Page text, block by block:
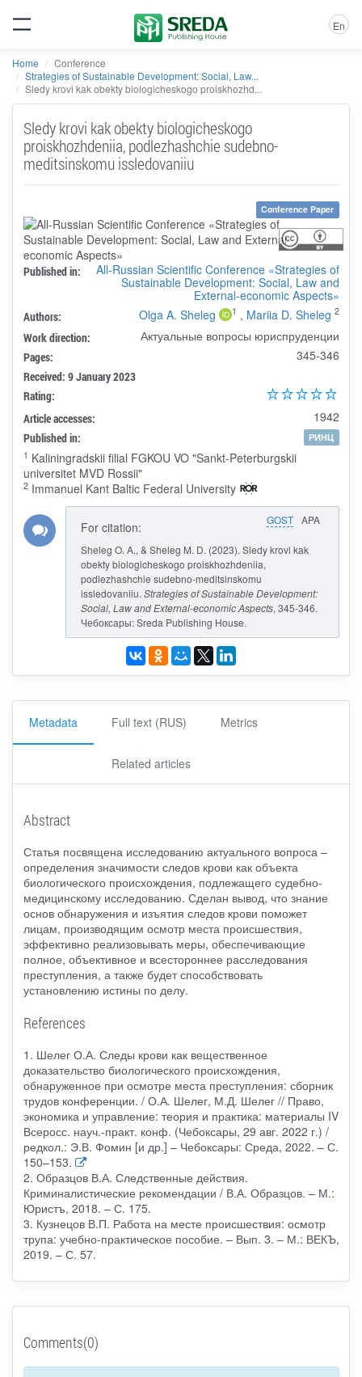
En
Home
Conference
Strategies of Sustainable Development: Social, Law...
Sledy krovi kak obekty biologicheskogo proiskhozhd...
Sledy krovi kak obekty biologicheskogo
proiskhozhdeniia, podlezhashchie sudebno-
meditsinskomu issledovaniiu
Conference Paper
Published in:
All-Russian Scientific Conference «Strategies of
Sustainable Development: Social, Law and
External-economic Aspects»
Authors: Olga A. Sheleg 1 , Mariia D. Sheleg 2
Work direction: Актуальные вопросы юриспруденции
Pages: 345-346
Received: 9 January 2023
Rating:
Article accesses:
1942
Published in:
РИНЦ
1 Kaliningradskii filial FGKOU VO "Sankt-Peterburgskii
universitet MVD Rossii"
2Immanuel Kant Baltic Federal University
GOST APA
For citation:
Sheleg O. A., & Sheleg M. D. (2023). Sledy krovi kak
obekty biologicheskogo proiskhozhdeniia,
podlezhashchie sudebno-meditsinskomu
issledovaniiu. Strategies of Sustainable Development:
Social, Law and External-economic Aspects, 345-346.
Чебоксары: Sreda Publishing House.
Metadata Full text (RUS) Metrics
Related articles
Abstract
Статья посвящена исследованию актуального вопроса –
определения значимости следов крови как объекта
биологического происхождения, подлежащего судебно-
медицинскому исследованию. Сделан вывод, что знание
основ обнаружения и изъятия следов крови поможет
лицам, производящим осмотр места происшествия,
эффективно реализовывать меры, обеспечивающие
полное, объективное и всестороннее расследования
преступления, а также будет способствовать
установлению истины по делу.
References
1. Шелег О.А. Следы крови как вещественное
доказательство биологического происхождения,
обнаруженное при осмотре места преступления: сборник
трудов конференции. / О.А. Шелег, М.Д. Шелег // Право,
экономика и управление: теория и практика: материалы IV
Всеросс. науч.-практ. конф. (Чебоксары, 29 авг. 2022 г.) /
редкол.: Э.В. Фомин [и др.] – Чебоксары: Среда, 2022. – С.
150–153.
2. Образцов В.А. Следственные действия.
Криминалистические рекомендации / В.А. Образцов. – М.:
Юристъ, 2018. – С. 175.
3. Кузнецов В.П. Работа на месте происшествия: осмотр
трупа: учебно-практическое пособие. – Вып. 3. – М.: ВЕКЪ,
2019. – С. 57.
Comments(0)